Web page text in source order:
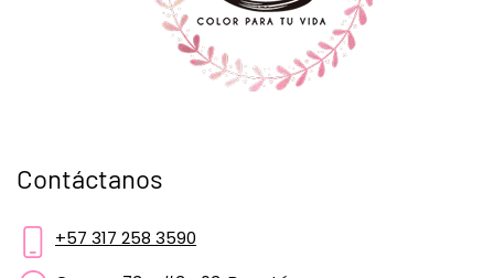
Contáctanos
+57 317 258 3590